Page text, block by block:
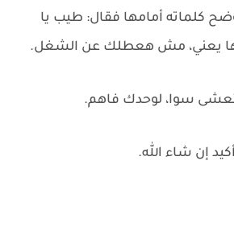
كلماته أمامها فقال: طيب يا
يعني، مش هعطلك عن الشغل.
سوا، لوحدك فاهم.
إن شاء الله.